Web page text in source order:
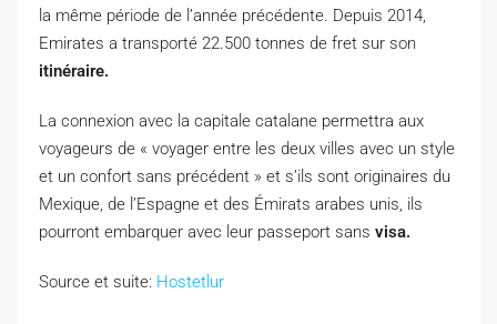
la même période de l’année précédente. Depuis 2014,
Emirates a transporté 22.500 tonnes de fret sur son
itinéraire.
La connexion avec la capitale catalane permettra aux
voyageurs de « voyager entre les deux villes avec un style
et un confort sans précédent » et s’ils sont originaires du
Mexique, de l’Espagne et des Émirats arabes unis, ils
pourront embarquer avec leur passeport sans visa.
Source et suite: Hostetlur